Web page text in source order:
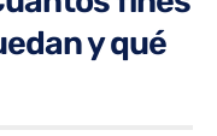
y qué